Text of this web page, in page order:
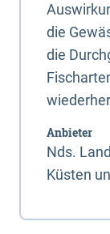
die
die
Anbieter
Nds.
Küsten